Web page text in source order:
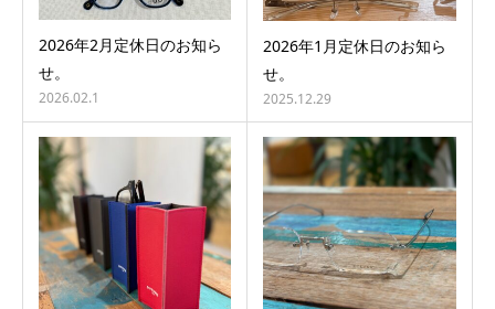
2026年2月定休日のお知ら
せ。
2026.02.1
2026年1月定休日のお知ら
せ。
2025.12.29